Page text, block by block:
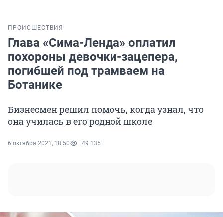
ПРОИСШЕСТВИЯ
Глава «Сима-Ленда» оплатил
похороны девочки-зацепера,
погибшей под трамваем на
Ботанике
Бизнесмен решил помочь, когда узнал, что
она училась в его родной школе
6 октября 2021, 18:50 49 135